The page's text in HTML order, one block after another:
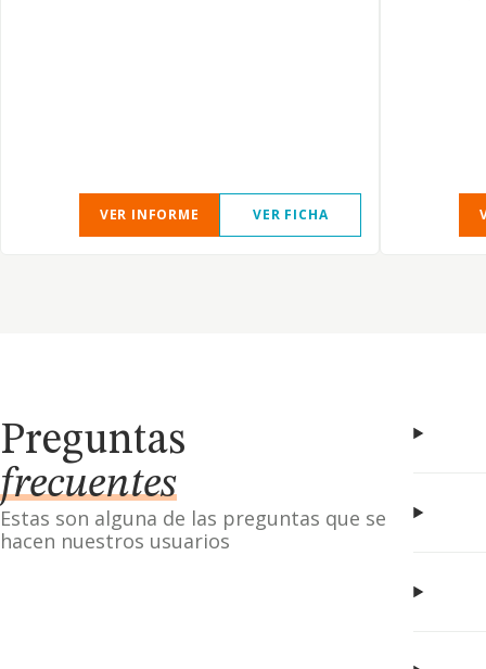
VER INFORME VER FICHA
Preguntas
frecuentes
Estas son alguna de las preguntas que se
hacen nuestros usuarios